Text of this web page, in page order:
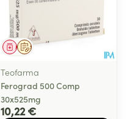
Sur prescription
Médicament
Teofarma
Ferograd 500 Comp
30x525mg
10,22 €